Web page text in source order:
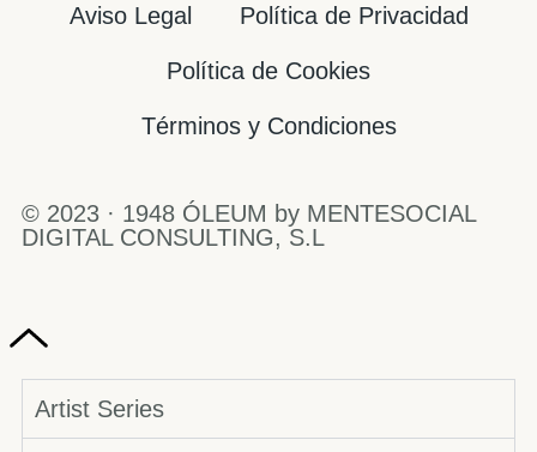
Aviso Legal Política de Privacidad
Política de Cookies
Términos y Condiciones
© 2023 · 1948 ÓLEUM by MENTESOCIAL
DIGITAL CONSULTING, S.L
Artist Series